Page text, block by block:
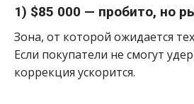
1) $85 000 — пробито, но
Зона, от которой ожидается
Если покупатели не смогут
коррекция ускорится.